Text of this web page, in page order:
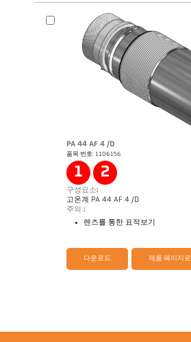
PA 44 AF 4 /D
품목 번호: 1106156
1 2
구성요소:
고온계 PA 44 AF 4 /D
주의 :
렌즈를 통한 표적보기
제품 카다로그 Cellatemp PA
다운로드 제품 페이지로